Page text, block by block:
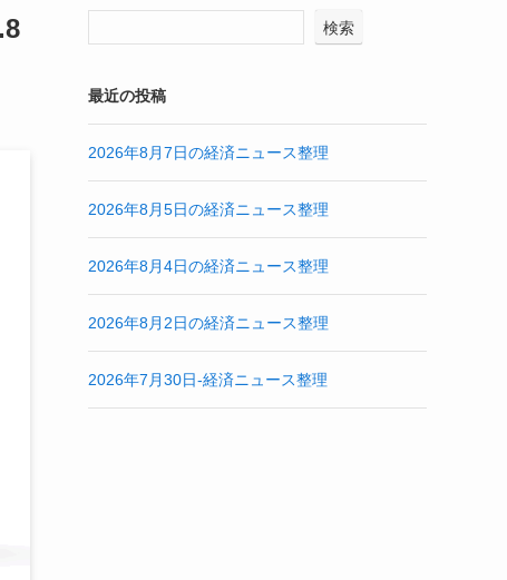
検索
最近の投稿
2026年8月7日の経済ニュース整理
2026年8月5日の経済ニュース整理
2026年8月4日の経済ニュース整理
2026年8月2日の経済ニュース整理
2026年7月30日-経済ニュース整理